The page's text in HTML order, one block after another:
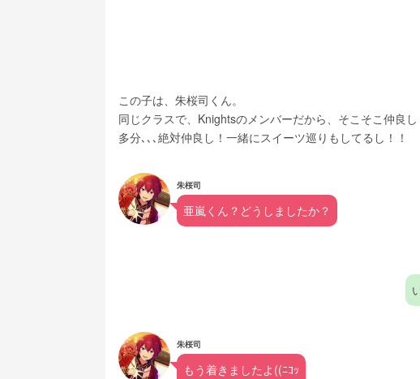
この子は、朱桜司くん。
同じクラスで、Knightsのメンバーだから、そこそこ仲良し
多分､､､絶対仲良し！一緒にスイーツ巡りもしてるし！！
朱桜司
亜嵐くん？どうしましたか？
朱桜司
もう着きましたよ((ﾆｺｯ